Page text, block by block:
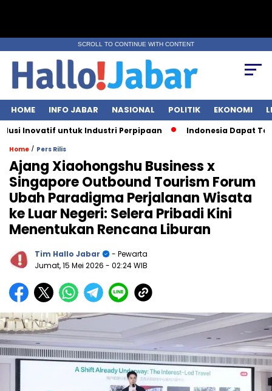
SCROLL TO CONTINUE WITH CONTENT
HOME INFO JABAR NASIONAL POLITIK EKONOMI
Inovatif untuk Industri Perpipaan Indonesia Dapat Tarif
Home / Pers Rilis
Ajang Xiaohongshu Business x
Singapore Outbound Tourism Forum
Ubah Paradigma Perjalanan Wisata
ke Luar Negeri: Selera Pribadi Kini
Menentukan Rencana Liburan
Tim Hallo Jabar
- Pewarta
Jumat, 15 Mei 2026 - 02:24 WIB